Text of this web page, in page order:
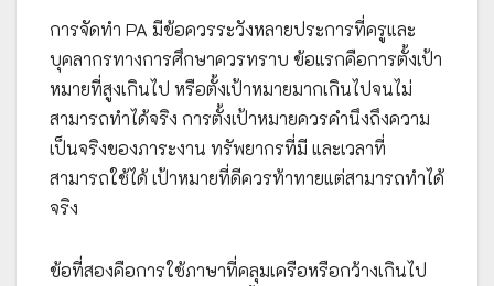
การจัดทำ PA มีข้อควรระวังหลายประการที่ครูและ
บุคลากรทางการศึกษาควรทราบ ข้อแรกคือการตั้งเป้า
หมายที่สูงเกินไป หรือตั้งเป้าหมายมากเกินไปจนไม่
สามารถทำได้จริง การตั้งเป้าหมายควรคำนึงถึงความ
เป็นจริงของภาระงาน ทรัพยากรที่มี และเวลาที่
สามารถใช้ได้ เป้าหมายที่ดีควรท้าทายแต่สามารถทำได้
จริง
ข้อที่สองคือการใช้ภาษาที่คลุมเครือหรือกว้างเกินไป